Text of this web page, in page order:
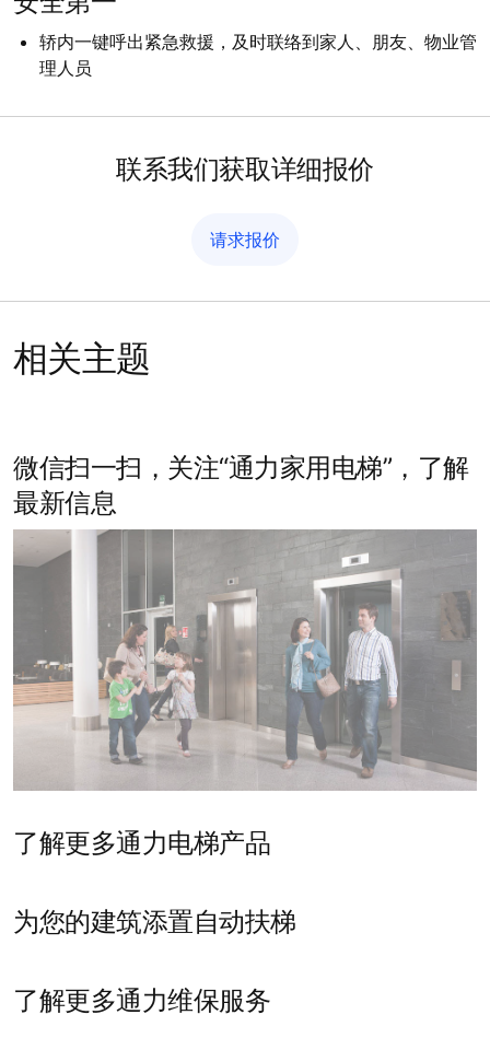
轿内一键呼出紧急救援，及时联络到家人、朋友、物业管
理人员
联系我们获取详细报价
请求报价
相关主题
微信扫一扫，关注“通力家用电梯”，了解
最新信息
了解更多通力电梯产品
为您的建筑添置自动扶梯